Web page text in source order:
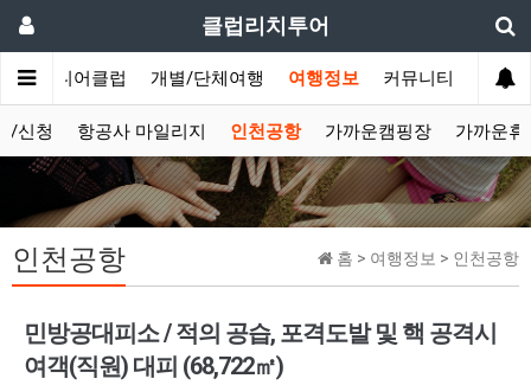
클럽리치투어
시니어클럽 개별/단체여행 여행정보 커뮤니티
/신청 항공사 마일리지 인천공항 가까운캠핑장 가까운휴
홈 > 여행정보 > 인천공항
인천공항
민방공대피소 / 적의 공습, 포격도발 및 핵 공격시
여객(직원) 대피 (68,722㎡)